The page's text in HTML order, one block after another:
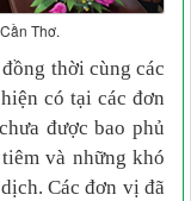
Thơ.
thời cùng các
có tại các đơn
được bao phủ
và những khó
Các đơn vị đã